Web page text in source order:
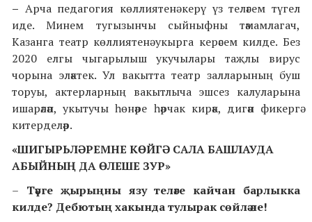
– Арча педагогия көллиятенә керү үз теләгем түгел
иде. Минем тугызынчы сыйныфны тәмамлагач,
Казанга театр көллиятенә укырга керәсем килде. Без
2020 елгы чыгарылыш укучылары таҗлы вирус
чорына эләктек. Ул вакытта театр залларының буш
торуы, актерларның вакытлыча эшсез калуларына
ишарәләп, укытучы һөнәре һәрчак кирәк, дигән фикергә
китерделәр.
«ШИГЫРЬЛӘРЕМНЕ КӨЙГӘ САЛА БАШЛАУДА
АБЫЙНЫҢ ДА ӨЛЕШЕ ЗУР»
– Тәүге җырыңны язу теләге кайчан барлыкка
килде? Дебютың хакында тулырак сөйлә әле!